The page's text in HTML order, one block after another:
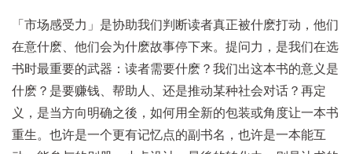
「市场感受力」是协助我们判断读者真正被什麽打动，他们
在意什麽、他们会为什麽故事停下来。提问力，是我们在选
书时最重要的武器：读者需要什麽？我们出这本书的意义是
什麽？是要赚钱、帮助人、还是推动某种社会对话？再定
义，是当方向明确之後，如何用全新的包装或角度让一本书
重生。也许是一个更有记忆点的副书名，也许是一本能互